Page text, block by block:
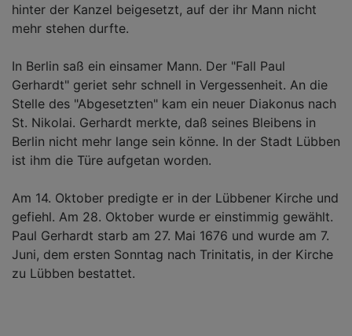
hinter der Kanzel beigesetzt, auf der ihr Mann nicht
mehr stehen durfte.
In Berlin saß ein einsamer Mann. Der "Fall Paul
Gerhardt" geriet sehr schnell in Vergessenheit. An die
Stelle des "Abgesetzten" kam ein neuer Diakonus nach
St. Nikolai. Gerhardt merkte, daß seines Bleibens in
Berlin nicht mehr lange sein könne. In der Stadt Lübben
ist ihm die Türe aufgetan worden.
Am 14. Oktober predigte er in der Lübbener Kirche und
gefiehl. Am 28. Oktober wurde er einstimmig gewählt.
Paul Gerhardt starb am 27. Mai 1676 und wurde am 7.
Juni, dem ersten Sonntag nach Trinitatis, in der Kirche
zu Lübben bestattet.